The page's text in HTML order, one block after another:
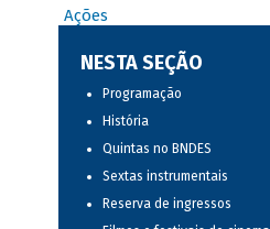
Ações
NESTA SEÇÃO
Programação
História
Quintas no BNDES
Sextas instrumentais
Reserva de ingressos